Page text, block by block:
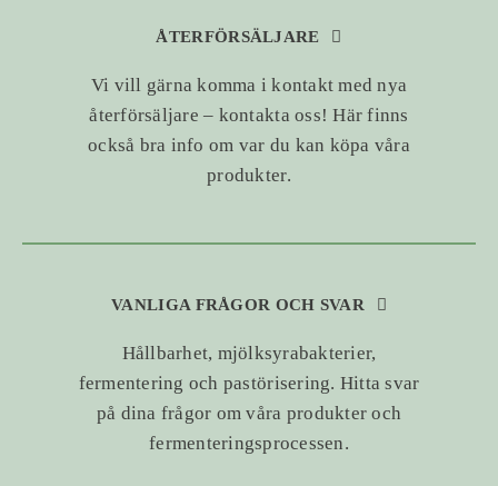
ÅTERFÖRSÄLJARE
Vi vill gärna komma i kontakt med nya
återförsäljare – kontakta oss! Här finns
också bra info om var du kan köpa våra
produkter.
VANLIGA FRÅGOR OCH SVAR
Hållbarhet, mjölksyrabakterier,
fermentering och pastörisering. Hitta svar
på dina frågor om våra produkter och
fermenteringsprocessen.